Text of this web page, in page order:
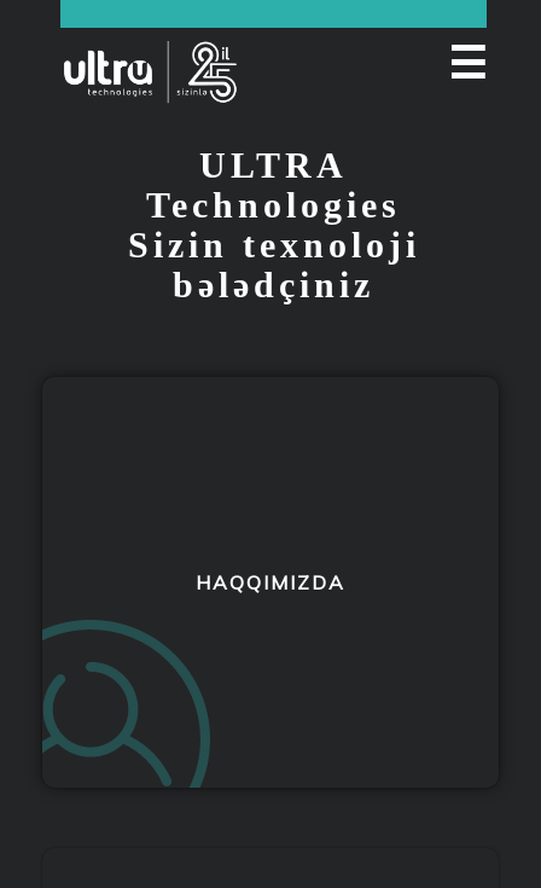
☰
ULTRA
Technologies
Sizin texnoloji
bələdçiniz
HAQQIMIZDA